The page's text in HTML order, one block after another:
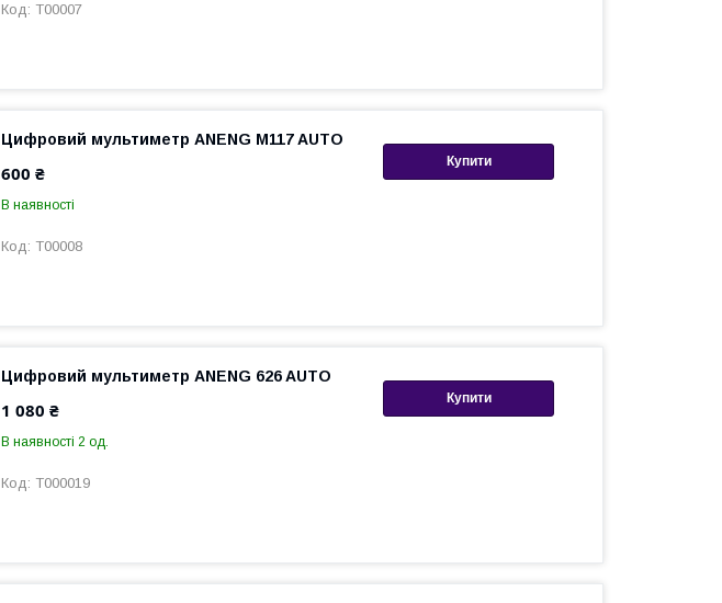
T00007
Купити
Цифровий мультиметр ANENG M117 AUTO
600 ₴
В наявності
T00008
Купити
Цифровий мультиметр ANENG 626 AUTO
1 080 ₴
В наявності 2 од.
T000019